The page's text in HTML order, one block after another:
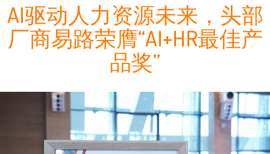
AI驱动人力资源未来，头部
厂商易路荣膺“AI+HR最佳产
品奖”